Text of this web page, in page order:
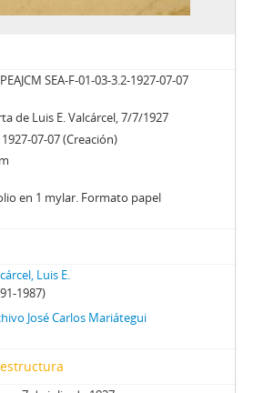
SEA-F-01-03-3.2-1927-07-07
de Luis E. Valcárcel, 7/7/1927
1927-07-07 (Creación)
en 1 mylar. Formato papel
Luis E.
1987)
José Carlos Mariátegui